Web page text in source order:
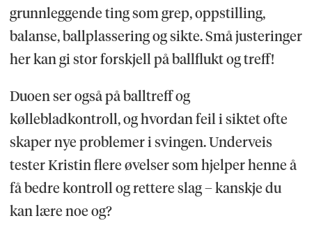
grunnleggende ting som grep, oppstilling,
balanse, ballplassering og sikte. Små justeringer
her kan gi stor forskjell på ballflukt og treff!
Duoen ser også på balltreff og
køllebladkontroll, og hvordan feil i siktet ofte
skaper nye problemer i svingen. Underveis
tester Kristin flere øvelser som hjelper henne å
få bedre kontroll og rettere slag – kanskje du
kan lære noe og?